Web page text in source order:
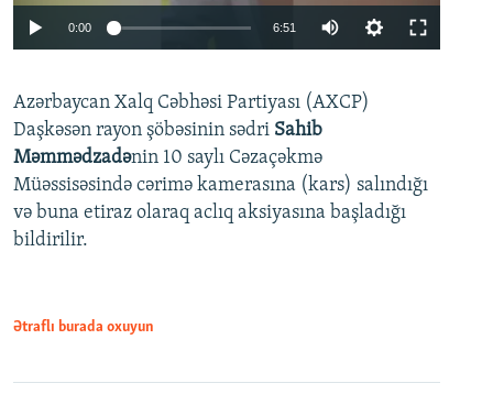
Auto 240p 360p
720p 1080p
0:00 6:51
360p
720p
1080p
Azərbaycan Xalq Cəbhəsi Partiyası (AXCP)
Daşkəsən rayon şöbəsinin sədri Sahib
Məmmədzadənin 10 saylı Cəzaçəkmə
Müəssisəsində cərimə kamerasına (kars) salındığı
və buna etiraz olaraq aclıq aksiyasına başladığı
bildirilir.
Ətraflı burada oxuyun